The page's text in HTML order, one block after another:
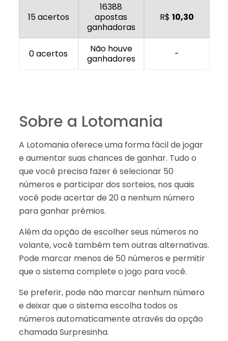
15 acertos
16388
apostas
ganhadoras
R$ 10,30
0 acertos
Não houve
ganhadores
-
Sobre a Lotomania
A Lotomania oferece uma forma fácil de jogar
e aumentar suas chances de ganhar. Tudo o
que você precisa fazer é selecionar 50
números e participar dos sorteios, nos quais
você pode acertar de 20 a nenhum número
para ganhar prêmios.
Além da opção de escolher seus números no
volante, você também tem outras alternativas.
Pode marcar menos de 50 números e permitir
que o sistema complete o jogo para você.
Se preferir, pode não marcar nenhum número
e deixar que o sistema escolha todos os
números automaticamente através da opção
chamada Surpresinha.